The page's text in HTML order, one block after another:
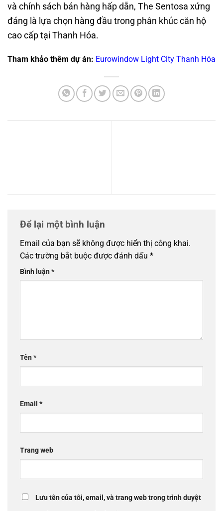
và chính sách bán hàng hấp dẫn, The Sentosa xứng
đáng là lựa chọn hàng đầu trong phân khúc căn hộ
cao cấp tại Thanh Hóa.
Tham khảo thêm dự án: Eurowindow Light City Thanh Hóa
Để lại một bình luận
Email của bạn sẽ không được hiển thị công khai.
Các trường bắt buộc được đánh dấu *
Bình luận*
Tên*
Email *
Trang web
Lưu tên của tôi, email, và trang web trong trình duyệt